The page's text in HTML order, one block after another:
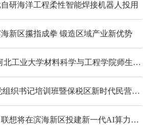
研海洋工程柔性智能焊接机器人投用
新区攥指成拳 锻造区域产业新优势
• 【工业企业新闻】河北工业大学材料科学与工程学院师生一行参观新天钢冷轧薄板公司
• 保税区“两新”组织党组织书记培训班暨保税区新时代民营经济人士及专精特新企业管理人员培训班在天津大学开班
• 智博动态 | 杨元庆：联想将在滨海新区投建新一代AI算力研发制造中心